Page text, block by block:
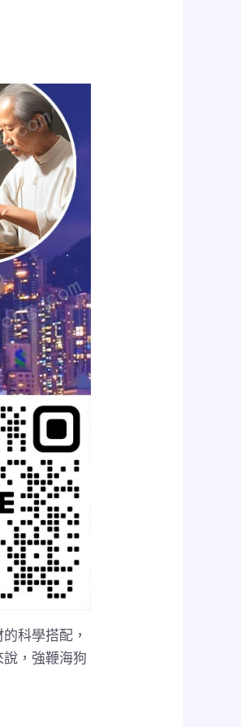
科學搭配，
，強鞭海狗